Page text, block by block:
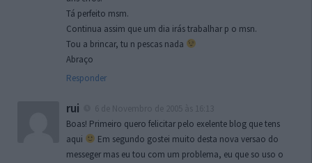
Tá perfeito msm.
Continua assim que um dia irás trabalhar p o msn.
Tou a brincar, tu n pescas nada
Abraço
Responder
rui
Boas! Primeiro quero felicitar pelo exelente blog que tens
aqui
Em segundo gostei muito desta nova versao do
messeger mas eu tou com um problema, eu que so uso o